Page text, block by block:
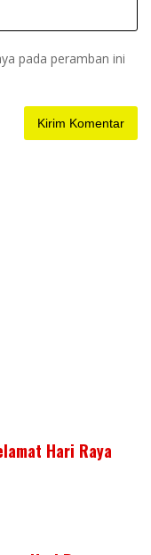
pada peramban ini
Hari Raya